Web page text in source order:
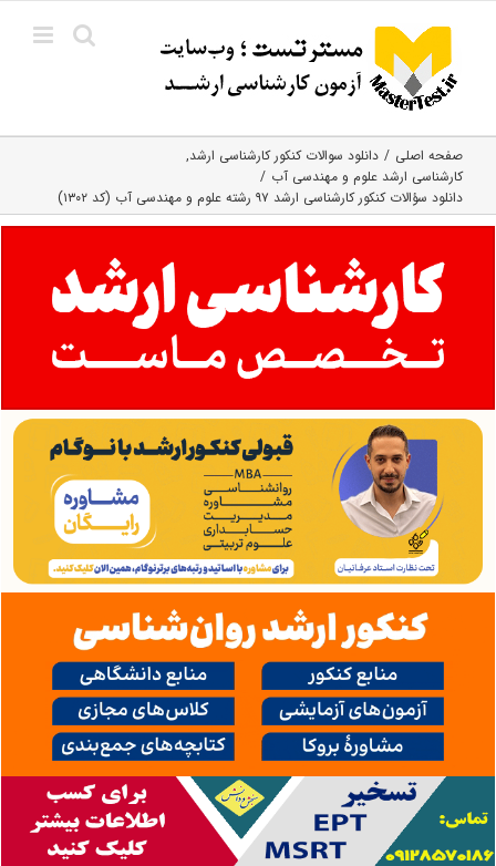
content
صفحه اصلی
دانلود سوالات کنکور کارشناسی ارشد
کارشناسی ارشد علوم و مهندسی آب
دانلود سؤالات کنکور کارشناسی ارشد ۹۷ رشته علوم و مهندسی آب (کد ۱۳۰۲)